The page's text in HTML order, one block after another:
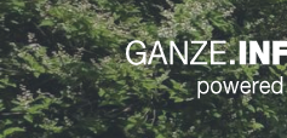
Skip
to
content